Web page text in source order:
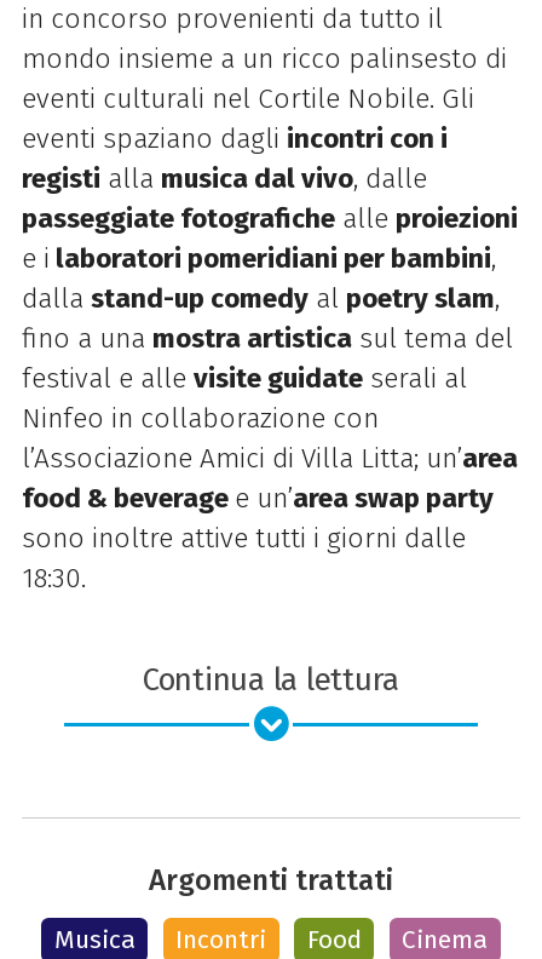
in concorso provenienti da tutto il
mondo insieme a un ricco palinsesto di
eventi culturali nel Cortile Nobile. Gli
eventi spaziano dagli incontri con i
registi alla musica dal vivo, dalle
passeggiate fotografichealle proiezioni
e i laboratori pomeridiani per bambini,
dalla stand-up comedyal poetry slam,
fino a una mostra artisticasul tema del
festival e alle visite guidateserali al
Ninfeo in collaborazione con
l’Associazione Amici di Villa Litta; un’area
food & beverage e un’area swap party
sono inoltre attive tutti i giorni dalle
18:30.
Continua la lettura
Argomenti trattati
Musica Incontri Food Cinema